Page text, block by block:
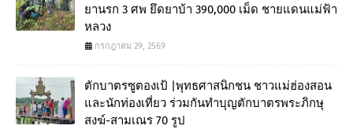
ยานรก 3 ศพ ยึดยาบ้า 390,000 เม็ด ชายแดนแม่ฟ้า
หลวง
กรกฎาคม 29, 2569
ตักบาตรซูตองเป้ |พุทธศาสนิกชน ชาวแม่ฮ่องสอน
และนักท่องเที่ยว ร่วมกันทำบุญตักบาตรพระภิกษุ
สงฆ์-สามเณร 70 รูป